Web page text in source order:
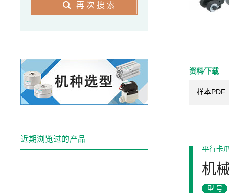
资料⁄下载
样本PDF
平行卡
机
型号
再次搜索
近期浏览过的产品